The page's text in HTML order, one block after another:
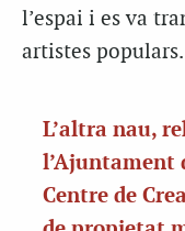
l’espai i es va
artistes populars.
L’altra nau,
l’Ajuntament
Centre de